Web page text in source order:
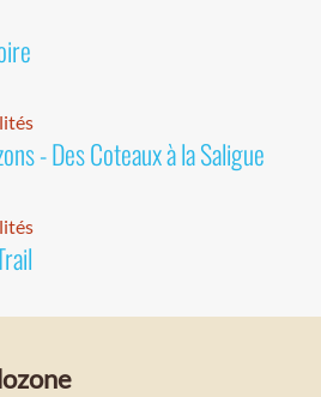
- Des Coteaux à la Saligue